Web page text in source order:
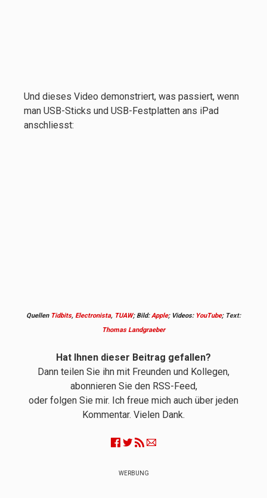
Und dieses Video demonstriert, was passiert, wenn
man USB-Sticks und USB-Festplatten ans iPad
anschliesst:
Quellen Tidbits, Electronista, TUAW; Bild:Apple; Videos: YouTube; Text:
Thomas Landgraeber
Hat Ihnen dieser Beitrag gefallen?
Dann teilen Sie ihn mit Freunden und Kollegen,
abonnieren Sie den RSS-Feed,
oder folgen Sie mir. Ich freue mich auch über jeden
Kommentar. Vielen Dank.
WERBUNG